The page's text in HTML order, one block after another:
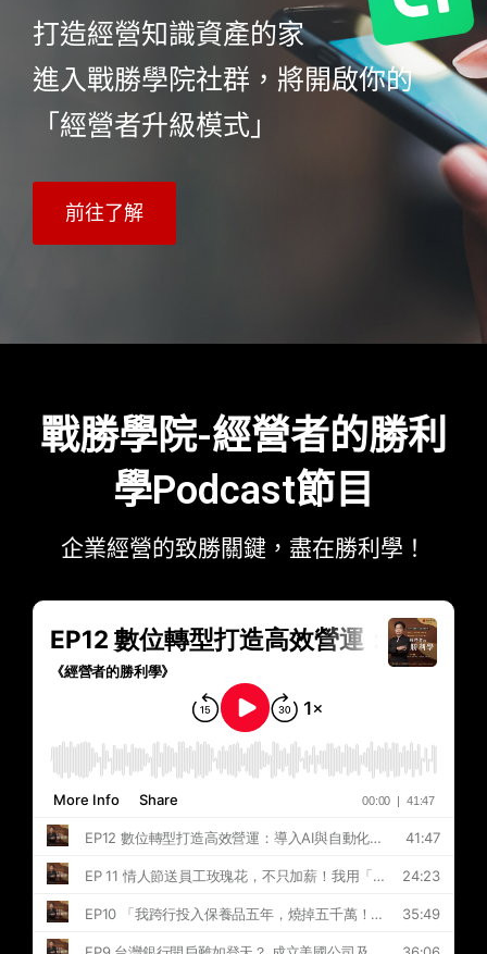
打造經營知識資產的家
進入戰勝學院社群，將開啟你的
「經營者升級模式」
前往了解
戰勝學院-經營者的勝利
學Podcast節目
企業經營的致勝關鍵，盡在勝利學！